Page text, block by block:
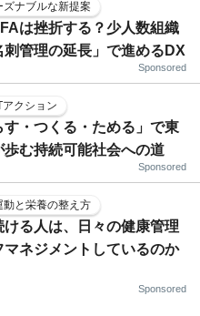
ナブルな新提案
は挫折する？少人数組織
刺管理の延長」で進めるDX
Sponsored
クション
す・つくる・ためる」で東
歩む持続可能社会への道
Sponsored
動と栄養の整え方
ける人は、日々の健康管理
マネジメントしているのか
Sponsored